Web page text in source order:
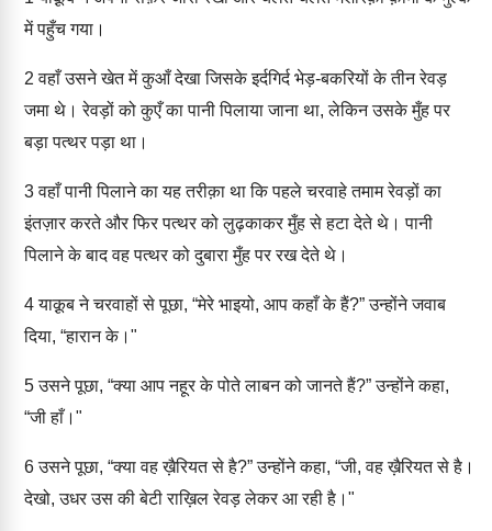
में पहुँच गया।
2 वहाँ उसने खेत में कुआँ देखा जिसके इर्दगिर्द भेड़-बकरियों के तीन रेवड़
जमा थे। रेवड़ों को कुएँ का पानी पिलाया जाना था, लेकिन उसके मुँह पर
बड़ा पत्थर पड़ा था।
3वहाँ पानी पिलाने का यह तरीक़ा था कि पहले चरवाहे तमाम रेवड़ों का
इंतज़ार करते और फिर पत्थर को लुढ़काकर मुँह से हटा देते थे। पानी
पिलाने के बाद वह पत्थर को दुबारा मुँह पर रख देते थे।
4याक़ूब ने चरवाहों से पूछा, “मेरे भाइयो, आप कहाँ के हैं?” उन्होंने जवाब
दिया, “हारान के।"
5उसने पूछा, “क्या आप नहूर के पोते लाबन को जानते हैं?” उन्होंने कहा,
“जी हाँ।"
6उसने पूछा, “क्या वह ख़ैरियत से है?” उन्होंने कहा, “जी, वह ख़ैरियत से है।
देखो, उधर उस की बेटी राख़िल रेवड़ लेकर आ रही है।"